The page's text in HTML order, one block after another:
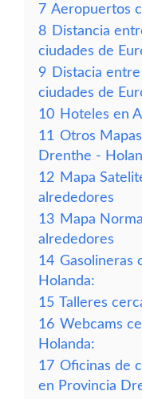
7 Aeropuertos
8 Distancia
ciudades de
9 Distacia
ciudades de
10 Hoteles en
11 Otros
Drenthe -
12 Mapa
alrededores
13 Mapa
alrededores
14 Gasolineras
Holanda:
15 Talleres
16 Webcams
Holanda:
17 Oficinas de
en Provincia